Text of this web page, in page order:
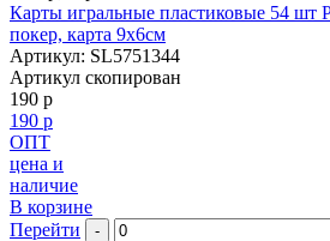
Карты игральные пластиковые 54 шт
покер, карта 9х6см
Артикул: SL5751344
Артикул скопирован
190 р
190 р
ОПТ
цена и
наличие
В корзине
Перейти
-